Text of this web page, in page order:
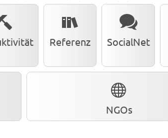
Referenz SocialNet
NGOs